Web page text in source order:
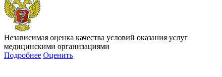
Независимая оценка качества условий оказания услуг
медицинскими организациями
Подробнее Оценить